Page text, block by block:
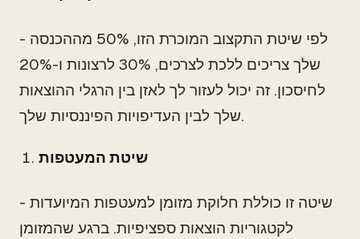
- לפי שיטת התקצוב המוכרת הזו, 50% מההכנסה
שלך צריכים ללכת לצרכים, 30% לרצונות ו-20%
לחיסכון. זה יכול לעזור לך לאזן בין הרגלי ההוצאות
שלך לבין העדיפויות הפיננסיות שלך.
שיטת המעטפות
- שיטה זו כוללת חלוקת מזומן למעטפות המיועדות
לקטגוריות הוצאות ספציפיות. ברגע שהמזומן